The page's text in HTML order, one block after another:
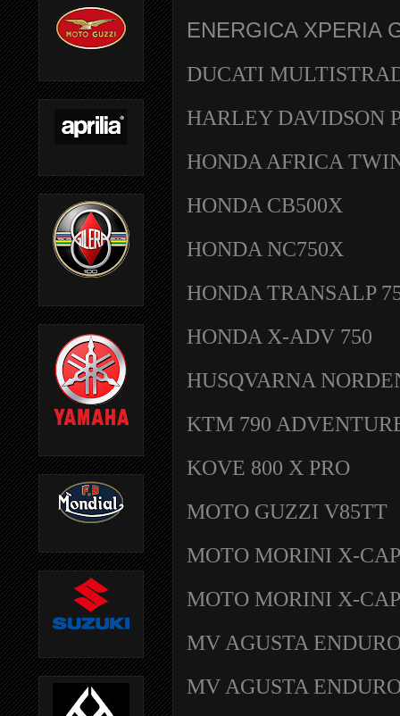
ENERGICA XPERIA
DUCATI
HARLEY DAVIDSON
HONDA AFRICA
HONDA CB500X
HONDA NC750X
HONDA TRANSALP
HONDA X-ADV 750
HUSQVARNA
KTM 790
KOVE 800 X PRO
MOTO GUZZI V85TT
MOTO MORINI X-
MOTO MORINI X-
MV AGUSTA
MV AGUSTA